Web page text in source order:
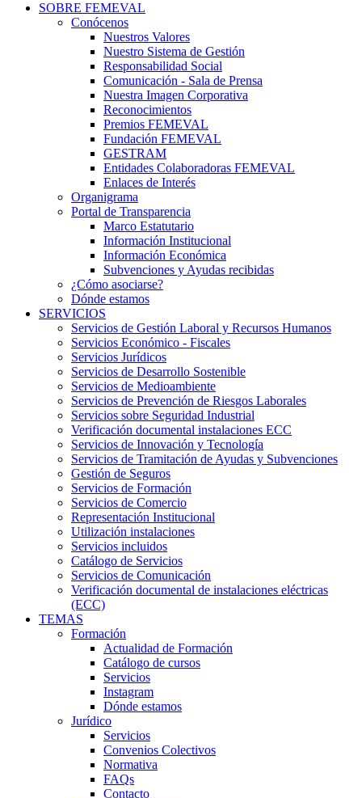
SOBRE FEMEVAL
Conócenos
Nuestros Valores
Nuestro Sistema de Gestión
Responsabilidad Social
Comunicación - Sala de Prensa
Nuestra Imagen Corporativa
Reconocimientos
Premios FEMEVAL
Fundación FEMEVAL
GESTRAM
Entidades Colaboradoras FEMEVAL
Enlaces de Interés
Organigrama
Portal de Transparencia
Marco Estatutario
Información Institucional
Información Económica
Subvenciones y Ayudas recibidas
¿Cómo asociarse?
Dónde estamos
SERVICIOS
Servicios de Gestión Laboral y Recursos Humanos
Servicios Económico - Fiscales
Servicios Jurídicos
Servicios de Desarrollo Sostenible
Servicios de Medioambiente
Servicios de Prevención de Riesgos Laborales
Servicios sobre Seguridad Industrial
Verificación documental instalaciones ECC
Servicios de Innovación y Tecnología
Servicios de Tramitación de Ayudas y Subvenciones
Gestión de Seguros
Servicios de Formación
Servicios de Comercio
Representación Institucional
Utilización instalaciones
Servicios incluidos
Catálogo de Servicios
Servicios de Comunicación
Verificación documental de instalaciones eléctricas
(ECC)
TEMAS
Formación
Actualidad de Formación
Catálogo de cursos
Servicios
Instagram
Dónde estamos
Jurídico
Servicios
Convenios Colectivos
Normativa
FAQs
Contacto